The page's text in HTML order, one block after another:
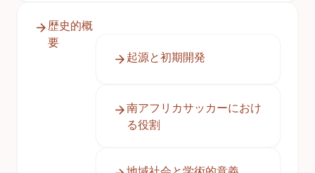
歴史的概
要
起源と初期開発
南アフリカサッカーにおけ
る役割